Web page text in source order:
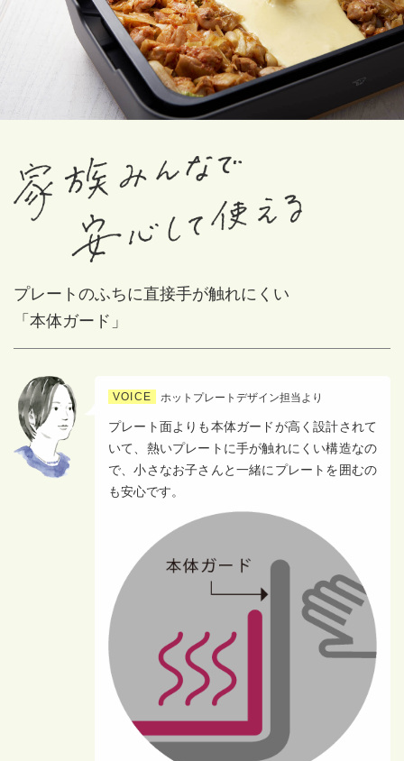
プレートのふちに直接手が触れにくい
「本体ガード」
VOICE ホットプレートデザイン担当より
プレート面よりも本体ガードが高く設計されて
いて、熱いプレートに手が触れにくい構造なの
で、小さなお子さんと一緒にプレートを囲むの
も安心です。